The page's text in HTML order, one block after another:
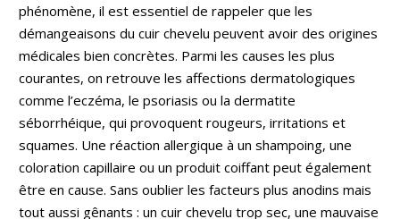
phénomène, il est essentiel de rappeler que les
démangeaisons du cuir chevelu peuvent avoir des origines
médicales bien concrètes. Parmi les causes les plus
courantes, on retrouve les affections dermatologiques
comme l’eczéma, le psoriasis ou la dermatite
séborrhéique, qui provoquent rougeurs, irritations et
squames. Une réaction allergique à un shampoing, une
coloration capillaire ou un produit coiffant peut également
être en cause. Sans oublier les facteurs plus anodins mais
tout aussi gênants : un cuir chevelu trop sec, une mauvaise